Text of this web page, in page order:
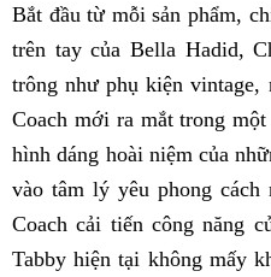
Bắt đầu từ mỗi sản phẩm,
trên tay của Bella Hadid,
trông như phụ kiện vintage,
Coach mới ra mắt trong
hình dáng hoài niệm của
vào tâm lý yêu phong
Coach cải tiến công năng
Tabby hiện tại không mấy